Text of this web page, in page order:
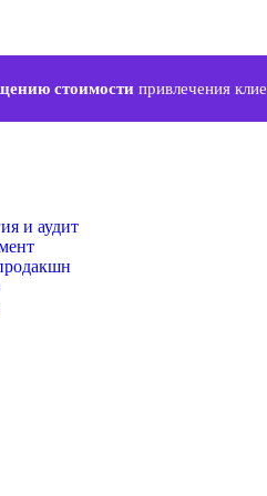
стоимости привлечения
и аудит